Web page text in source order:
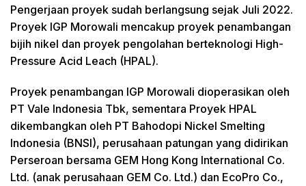
Pengerjaan proyek sudah berlangsung sejak Juli 2022.
Proyek IGP Morowali mencakup proyek penambangan
bijih nikel dan proyek pengolahan berteknologi High-
Pressure Acid Leach (HPAL).
Proyek penambangan IGP Morowali dioperasikan oleh
PT Vale Indonesia Tbk, sementara Proyek HPAL
dikembangkan oleh PT Bahodopi Nickel Smelting
Indonesia (BNSI), perusahaan patungan yang didirikan
Perseroan bersama GEM Hong Kong International Co.
Ltd. (anak perusahaan GEM Co. Ltd.) dan EcoPro Co.,